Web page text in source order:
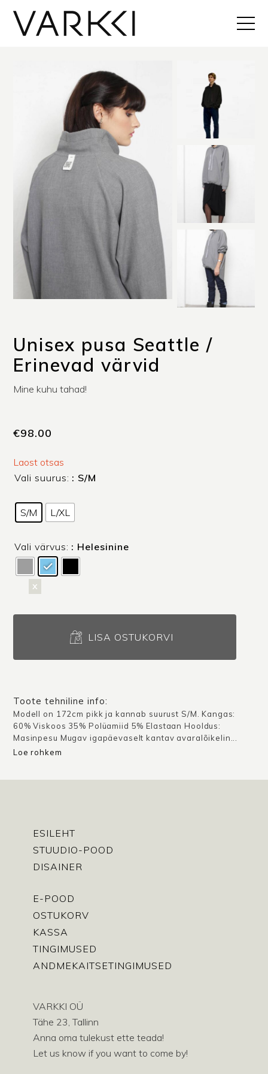
Unisex pusa Seattle /
Erinevad värvid
Mine kuhu tahad!
€98.00
Laost otsas
Vali suurus: : S/M
S/M L/XL
Vali värvus: : Helesinine
x
värvid
kogus
LISA OSTUKORVI
Toote tehniline info:
Modell on 172cm pikk ja kannab suurust S/M. Kangas:
60% Viskoos 35% Polüamiid 5% Elastaan Hooldus:
Masinpesu Mugav igapäevaselt kantav avaralõikelin...
Loe rohkem
ESILEHT
STUUDIO-POOD
DISAINER
E-POOD
OSTUKORV
KASSA
TINGIMUSED
ANDMEKAITSETINGIMUSED
VARKKI OÜ
Tähe 23, Tallinn
Anna oma tulekust ette teada!
Let us know if you want to come by!